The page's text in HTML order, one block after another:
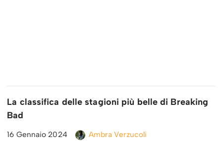
La classifica delle stagioni più belle di Breaking
Bad
16 Gennaio 2024 Ambra Verzucoli